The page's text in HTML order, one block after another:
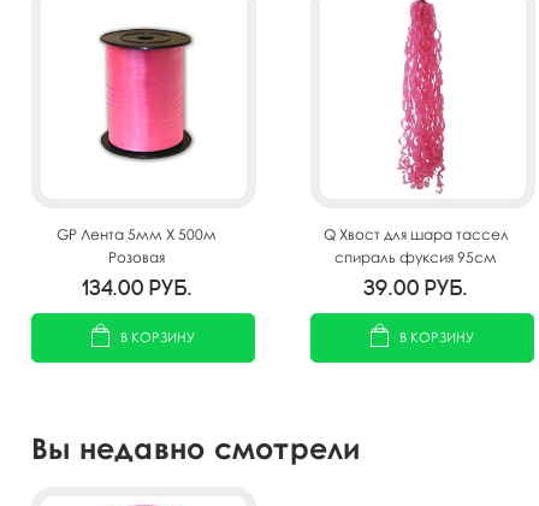
GP Лента 5мм X 500м
Розовая
134.00 руб.
В КОРЗИНУ
Q Хвост для шара тассел
спираль фуксия 95см
39.00 руб.
В КОРЗИНУ
Вы недавно смотрели